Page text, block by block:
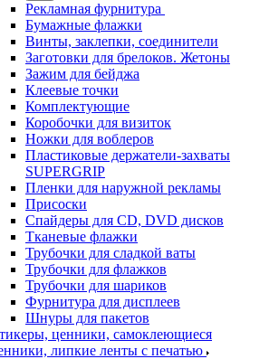
Рекламная фурнитура
Бумажные флажки
Винты, заклепки, соединители
Заготовки для брелоков. Жетоны
Зажим для бейджа
Клеевые точки
Комплектующие
Коробочки для визиток
Ножки для воблеров
Пластиковые держатели-захваты
SUPERGRIP
Пленки для наружной рекламы
Присоски
Спайдеры для CD, DVD дисков
Тканевые флажки
Трубочки для сладкой ваты
Трубочки для флажков
Трубочки для шариков
Фурнитура для дисплеев
Шнуры для пакетов
ценники, самоклеющиеся
липкие ленты с печатью